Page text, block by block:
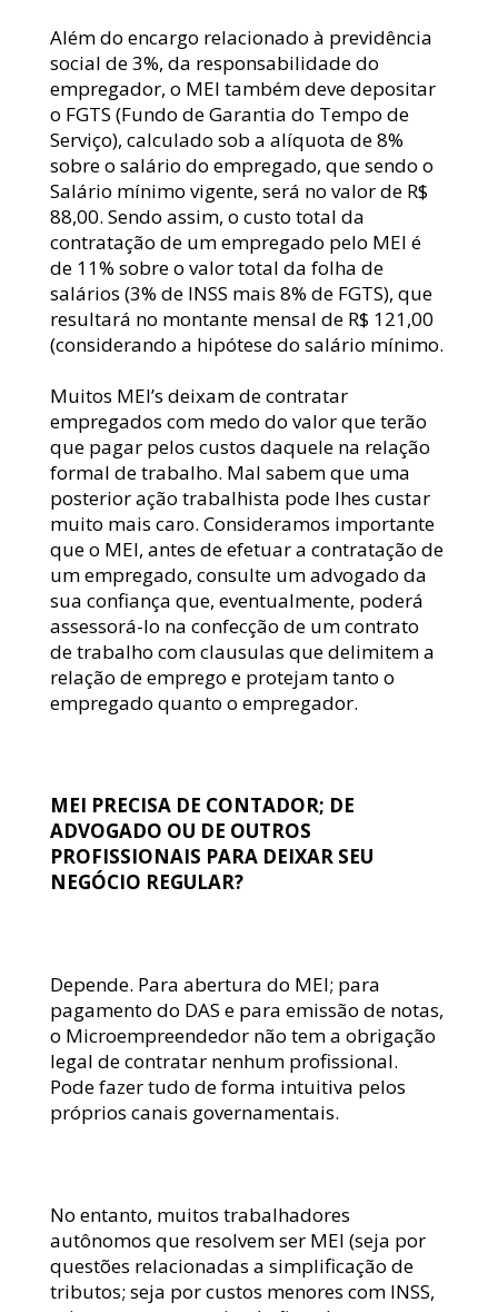
Além do encargo relacionado à previdência
social de 3%, da responsabilidade do
empregador, o MEI também deve depositar
o FGTS (Fundo de Garantia do Tempo de
Serviço), calculado sob a alíquota de 8%
sobre o salário do empregado, que sendo o
Salário mínimo vigente, será no valor de R$
88,00. Sendo assim, o custo total da
contratação de um empregado pelo MEI é
de 11% sobre o valor total da folha de
salários (3% de INSS mais 8% de FGTS), que
resultará no montante mensal de R$ 121,00
(considerando a hipótese do salário mínimo.
Muitos MEI’s deixam de contratar
empregados com medo do valor que terão
que pagar pelos custos daquele na relação
formal de trabalho. Mal sabem que uma
posterior ação trabalhista pode lhes custar
muito mais caro. Consideramos importante
que o MEI, antes de efetuar a contratação de
um empregado, consulte um advogado da
sua confiança que, eventualmente, poderá
assessorá-lo na confecção de um contrato
de trabalho com clausulas que delimitem a
relação de emprego e protejam tanto o
empregado quanto o empregador.
MEI PRECISA DE CONTADOR; DE
ADVOGADO OU DE OUTROS
PROFISSIONAIS PARA DEIXAR SEU
NEGÓCIO REGULAR?
Depende. Para abertura do MEI; para
pagamento do DAS e para emissão de notas,
o Microempreendedor não tem a obrigação
legal de contratar nenhum profissional.
Pode fazer tudo de forma intuitiva pelos
próprios canais governamentais.
No entanto, muitos trabalhadores
autônomos que resolvem ser MEI (seja por
questões relacionadas a simplificação de
tributos; seja por custos menores com INSS,